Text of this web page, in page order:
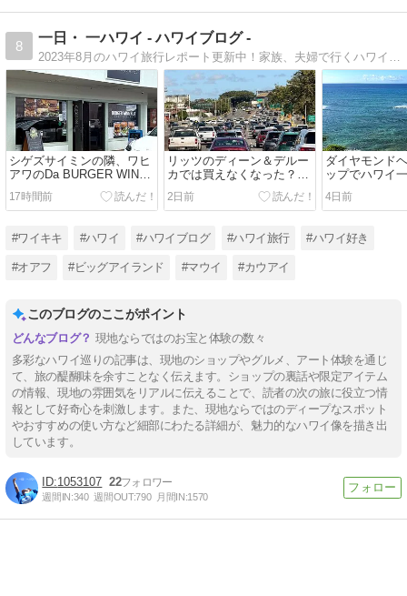
8
一日・ 一ハワイ - ハワイブログ -
2023年8月のハワイ旅行レポート更新中！家族、夫婦で行くハワイ旅行ブログ。美味しい食事や素敵なお店で買い物、癒し・絶景スポット、ホテルにお土産、ハワイ情報満載です。暮らしの中ので感じるハワイもお伝えします。
シゲズサイミンの隣、ワヒ
アワのDa BURGER WING
HUBの絶品クラフトバーガ
ー！目の前でかけてくれる
熱々チーズソースがたまら
17時間前
リッツのディーン＆デルー
カでは買えなくなった？
Uber Factoryの元祖ウベタ
ルトを本店まで買いに来ま
した。ノースショアへ向か
う途中にぜひ立ち寄ってみ
てね。
2日前
ダイヤモンド
ップでハワイ
ケーションで
ーヒーを！ と
とんでもない
4日前
#ワイキキ #ハワイ #ハワイブログ #ハワイ旅行 #ハワイ好き
#オアフ #ビッグアイランド #マウイ #カウアイ
このブログのここがポイント
現地ならではのお宝と体験の数々
多彩なハワイ巡りの記事は、現地のショップやグルメ、アート体験を通じ
て、旅の醍醐味を余すことなく伝えます。ショップの裏話や限定アイテム
の情報、現地の雰囲気をリアルに伝えることで、読者の次の旅に役立つ情
報として好奇心を刺激します。また、現地ならではのディープなスポット
やおすすめの使い方など細部にわたる詳細が、魅力的なハワイ像を描き出
しています。
1053107 22
週間IN:340 週間OUT:790 月間IN:1570